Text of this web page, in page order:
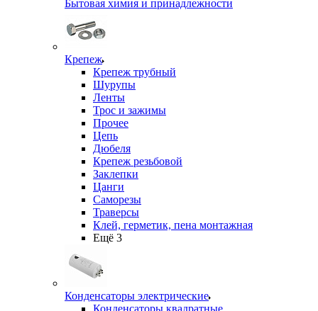
Бытовая химия и принадлежности
Крепеж
Крепеж трубный
Шурупы
Ленты
Трос и зажимы
Прочее
Цепь
Дюбеля
Крепеж резьбовой
Заклепки
Цанги
Саморезы
Траверсы
Клей, герметик, пена монтажная
Ещё 3
Конденсаторы электрические
Конденсаторы квадратные